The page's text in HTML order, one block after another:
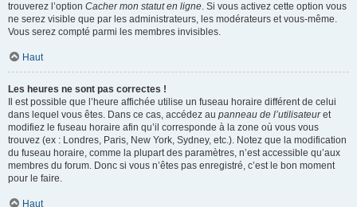
trouverez l’option Cacher mon statut en ligne. Si vous activez cette option vous
ne serez visible que par les administrateurs, les modérateurs et vous-même.
Vous serez compté parmi les membres invisibles.
Haut
Les heures ne sont pas correctes !
Il est possible que l’heure affichée utilise un fuseau horaire différent de celui
dans lequel vous êtes. Dans ce cas, accédez au panneau de l’utilisateuret
modifiez le fuseau horaire afin qu’il corresponde à la zone où vous vous
trouvez (ex : Londres, Paris, New York, Sydney, etc.). Notez que la modification
du fuseau horaire, comme la plupart des paramètres, n’est accessible qu’aux
membres du forum. Donc si vous n’êtes pas enregistré, c’est le bon moment
pour le faire.
Haut